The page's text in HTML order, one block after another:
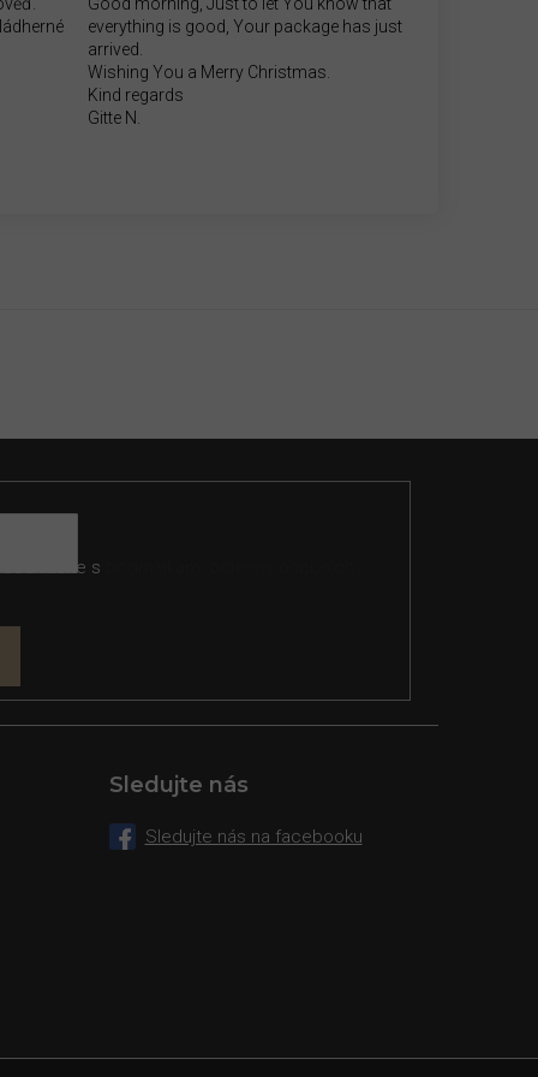
Good morning, Just to let You know that
everything is good, Your package has just
arrived.
Wishing You a Merry Christmas.
Kind regards
Gitte N.
s
Sledujte nás
Sledujte nás na facebooku